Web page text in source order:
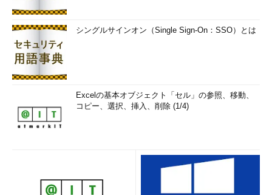
シングルサインオン（Single Sign-On：SSO）とは
Excelの基本オブジェクト「セル」の参照、移動、
コピー、選択、挿入、削除 (1/4)